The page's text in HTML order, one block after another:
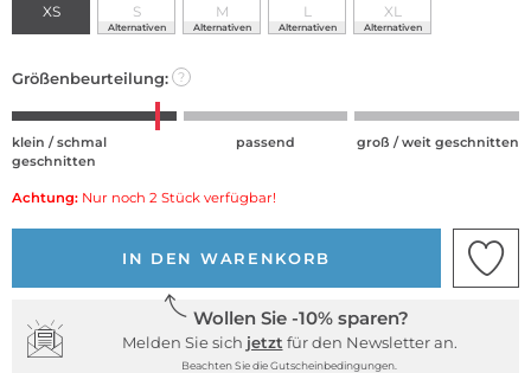
XS S
Alternativen
M
Alternativen
L
Alternativen
XL
Alternativen
Größenbeurteilung: ?
klein / schmal
geschnitten
passend groß / weit geschnitten
Achtung: Nur noch 2 Stück verfügbar!
IN DEN WARENKORB
Wollen Sie -10% sparen?
Melden Sie sich jetzt für den Newsletter an.
Beachten Sie die Gutscheinbedingungen.